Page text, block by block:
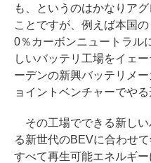
も、というのはかなりア
ことですが、例えば本国
0％カーボンニュートラル
しいバッテリ工場をイェ
ーデンの新興バッテリメ
ョイントベンチャーでやる
その工場でできる新しい
る新世代のBEVに合わせ
すべて再生可能エネルギ